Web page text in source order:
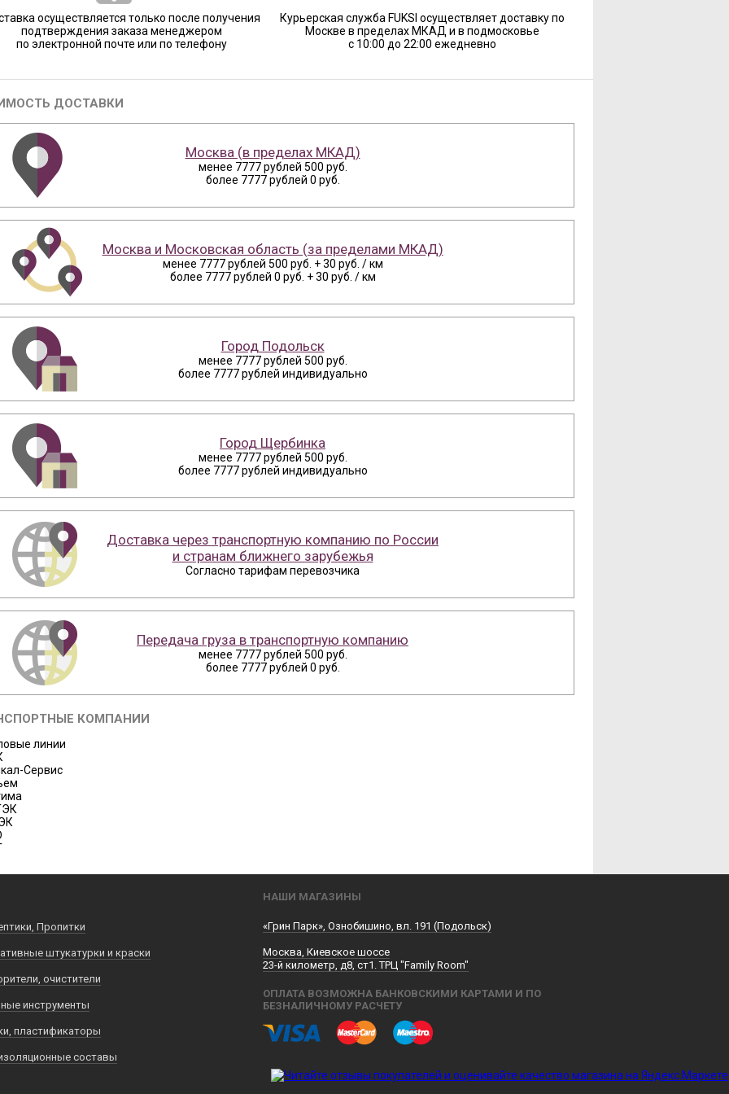
осуществляется только после получения
подтверждения заказа менеджером
по электронной почте или по телефону
Курьерская служба FUKSI осуществляет доставку по
Москве в пределах МКАД и в подмосковье
с 10:00 до 22:00 ежедневно
ДОСТАВКИ
Москва (в пределах МКАД)
менее 7777 рублей 500 руб.
более 7777 рублей 0 руб.
Москва и Московская область (за пределами МКАД)
менее 7777 рублей 500 руб. + 30 руб. / км
более 7777 рублей 0 руб. + 30 руб. / км
Город Подольск
менее 7777 рублей 500 руб.
более 7777 рублей индивидуально
Город Щербинка
менее 7777 рублей 500 руб.
более 7777 рублей индивидуально
Доставка через транспортную компанию по России
и странам ближнего зарубежья
Согласно тарифам перевозчика
Передача груза в транспортную компанию
менее 7777 рублей 500 руб.
более 7777 рублей 0 руб.
КОМПАНИИ
линии
Сервис
Пропитки
штукатурки и краски
очистители
инструменты
пластификаторы
составы
НАШИ МАГАЗИНЫ
«Грин Парк», Ознобишино, вл. 191 (Подольск)
Москва, Киевское шоссе
23-й километр, д8, ст1. ТРЦ "Family Room"
ОПЛАТА ВОЗМОЖНА БАНКОВСКИМИ КАРТАМИ И ПО
БЕЗНАЛИЧНОМУ РАСЧЕТУ